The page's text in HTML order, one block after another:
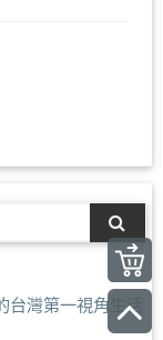
灣第一視角生活